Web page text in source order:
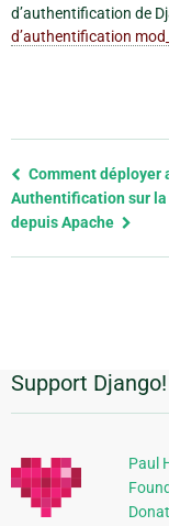
d’authentification de
d’authentification
Previous
page
and
Comment déployer
Authentification sur la
depuis Apache
Informations
Support Django!
Paul